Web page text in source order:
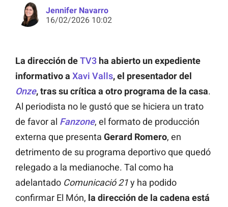
Jennifer Navarro
16/02/2026 10:02
La dirección deTV3 ha abierto un expediente
informativo a Xavi Valls, el presentador del
Onze, tras su crítica a otro programa de la casa.
Al periodista no le gustó que se hiciera un trato
de favor al Fanzone, el formato de producción
externa que presenta Gerard Romero, en
detrimento de su programa deportivo que quedó
relegado a la medianoche. Tal como ha
adelantado Comunicació 21y ha podido
confirmar El Món, la dirección de la cadena está